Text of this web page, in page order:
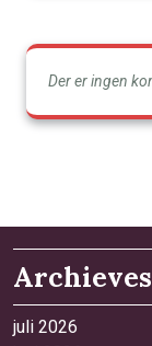
Der er ingen
Archieves
juli 2026